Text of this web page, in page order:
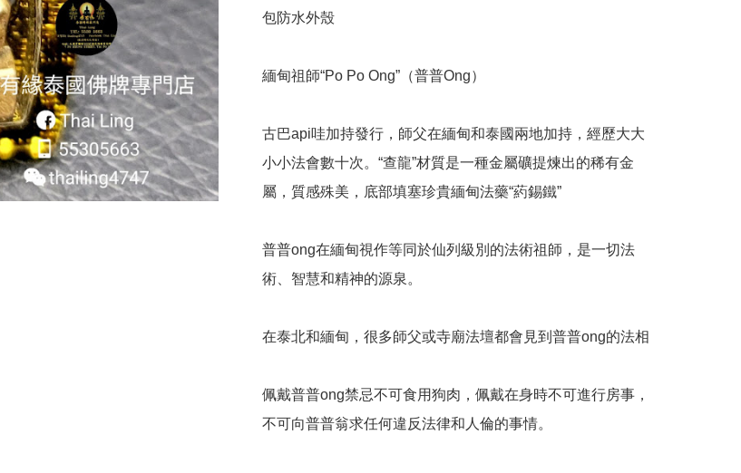
包防水外殼
緬甸祖師“Po Po Ong”（普普Ong）
古巴api哇加持發行，師父在緬甸和泰國兩地加持，經歷大大
小小法會數十次。“查龍”材質是一種金屬礦提煉出的稀有金
屬，質感殊美，底部填塞珍貴緬甸法藥“葯錫鐵”
普普ong在緬甸視作等同於仙列級別的法術祖師，是一切法
術、智慧和精神的源泉。
在泰北和緬甸，很多師父或寺廟法壇都會見到普普ong的法相
佩戴普普ong禁忌不可食用狗肉，佩戴在身時不可進行房事，
不可向普普翁求任何違反法律和人倫的事情。